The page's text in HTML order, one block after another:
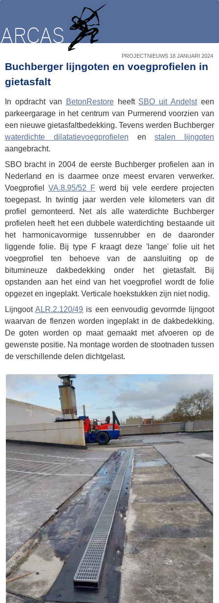
PROJECTNIEUWS 18 JANUARI 2024
Buchberger lijngoten en voegprofielen in
gietasfalt
In opdracht van BetonRestoreheeft SBO uit Andelsteen
parkeergarage in het centrum van Purmerend voorzien van
een nieuwe gietasfaltbedekking. Tevens werden Buchberger
waterdichte dilatatievoegprofielen enstalen lijngoten
aangebracht.
SBO bracht in 2004 de eerste Buchberger profielen aan in
Nederland en is daarmee onze meest ervaren verwerker.
Voegprofiel VA.8.95/52 F werd bij vele eerdere projecten
toegepast. In twintig jaar werden vele kilometers van dit
profiel gemonteerd. Net als alle waterdichte Buchberger
profielen heeft het een dubbele waterdichting bestaande uit
het harmonicavormige tussenrubber en de daaronder
liggende folie. Bij type F kraagt deze 'lange' folie uit het
voegprofiel ten behoeve van de aansluiting op de
bitumineuze dakbedekking onder het gietasfalt. Bij
opstanden aan het eind van het voegprofiel wordt de folie
opgezet en ingeplakt. Verticale hoekstukken zijn niet nodig.
LijngootALR.2.120/49 is een eenvoudig gevormde lijngoot
waarvan de flenzen worden ingeplakt in de dakbedekking.
De goten worden op maat gemaakt met afvoeren op de
gewenste positie. Na montage worden de stootnaden tussen
de verschillende delen dichtgelast.